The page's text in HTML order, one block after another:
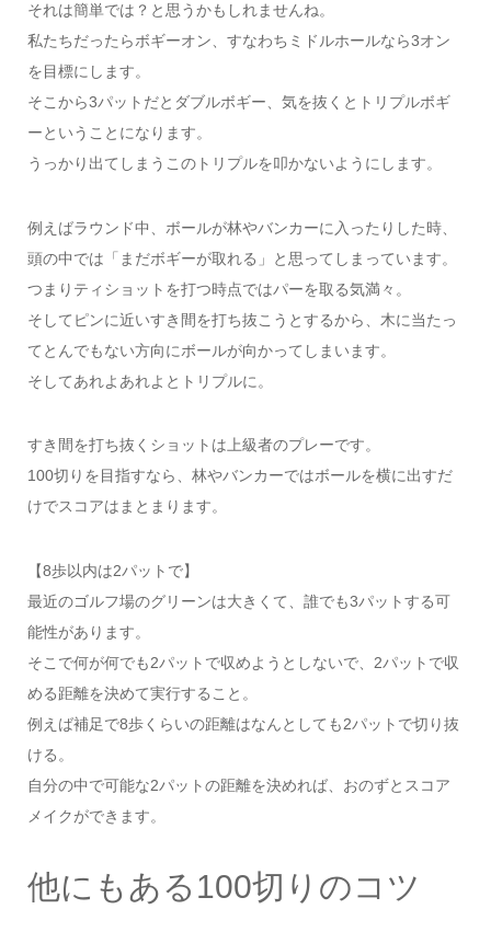
それは簡単では？と思うかもしれませんね。
私たちだったらボギーオン、すなわちミドルホールなら3オン
を目標にします。
そこから3パットだとダブルボギー、気を抜くとトリプルボギ
ーということになります。
うっかり出てしまうこのトリプルを叩かないようにします。
例えばラウンド中、ボールが林やバンカーに入ったりした時、
頭の中では「まだボギーが取れる」と思ってしまっています。
つまりティショットを打つ時点ではパーを取る気満々。
そしてピンに近いすき間を打ち抜こうとするから、木に当たっ
てとんでもない方向にボールが向かってしまいます。
そしてあれよあれよとトリプルに。
すき間を打ち抜くショットは上級者のプレーです。
100切りを目指すなら、林やバンカーではボールを横に出すだ
けでスコアはまとまります。
【8歩以内は2パットで】
最近のゴルフ場のグリーンは大きくて、誰でも3パットする可
能性があります。
そこで何が何でも2パットで収めようとしないで、2パットで収
める距離を決めて実行すること。
例えば補足で8歩くらいの距離はなんとしても2パットで切り抜
ける。
自分の中で可能な2パットの距離を決めれば、おのずとスコア
メイクができます。
他にもある100切りのコツ